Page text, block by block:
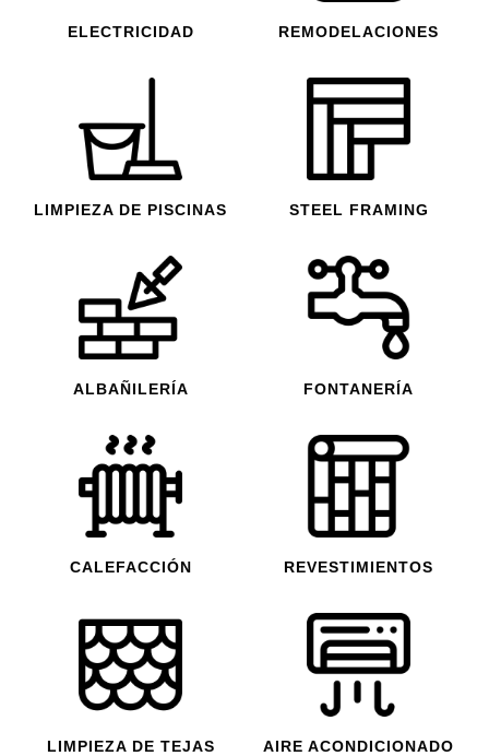
ELECTRICIDAD
LIMPIEZA DE PISCINAS
REMODELACIONES
STEEL FRAMING
ALBAÑILERÍA
CALEFACCIÓN
LIMPIEZA DE TEJAS
FONTANERÍA
REVESTIMIENTOS
AIRE ACONDICIONADO